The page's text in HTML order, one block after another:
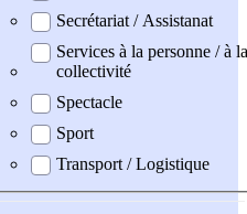
Secrétariat / Assistanat
Services à la personne / à la
collectivité
Spectacle
Sport
Transport / Logistique